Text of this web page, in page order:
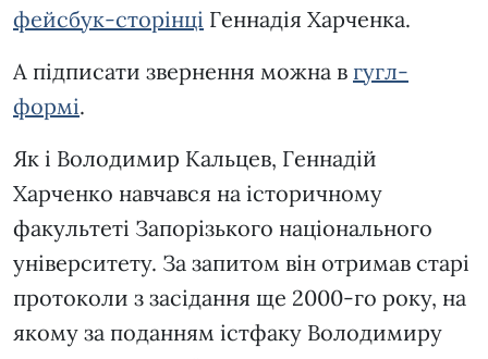
фейсбук-сторінці Геннадія Харченка.
А підписати звернення можна в гугл-
формі.
Як і Володимир Кальцев, Геннадій
Харченко навчався на історичному
факультеті Запорізького національного
університету. За запитом він отримав старі
протоколи з засідання ще 2000-го року, на
якому за поданням істфаку Володимиру